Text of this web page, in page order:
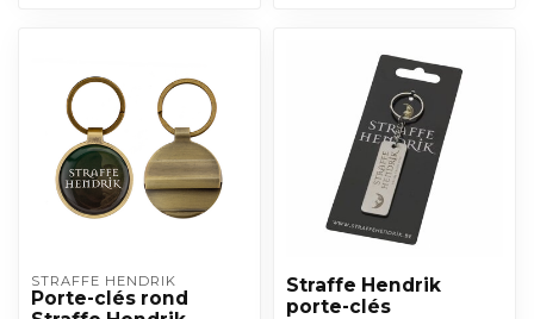
STRAFFE HENDRIK
Porte-clés rond
Straffe Hendrik
porte-clés